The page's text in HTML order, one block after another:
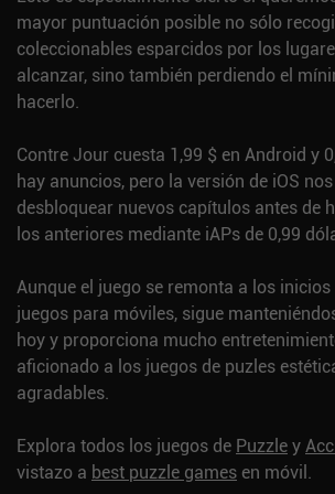
mayor puntuación posible no sólo
coleccionables esparcidos por los
alcanzar, sino también perdiendo el
hacerlo.
Contre Jour cuesta 1,99 $ en Android y
hay anuncios, pero la versión de iOS
desbloquear nuevos capítulos antes de
los anteriores mediante iAPs de 0,99
Aunque el juego se remonta a los
juegos para móviles, sigue
hoy y proporciona mucho
aficionado a los juegos de puzles
agradables.
Explora todos los juegos de Puzzley
vistazo a best puzzle games en móvil.